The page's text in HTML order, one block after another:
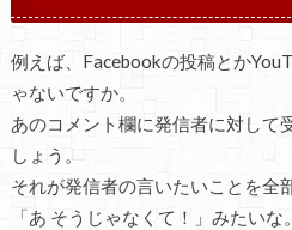
例えば、Facebookの投稿とか
ゃないですか。
あのコメント欄に発信者に対して
しょう。
それが発信者の言いたいことを全
「あ そうじゃなくて！」みたいな。